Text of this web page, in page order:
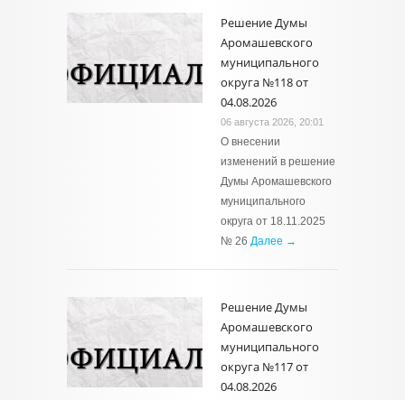
Решение Думы
Аромашевского
муниципального
округа №118 от
04.08.2026
06 августа 2026, 20:01
О внесении
изменений в решение
Думы Аромашевского
муниципального
округа от 18.11.2025
№ 26 Далее →
Решение Думы
Аромашевского
муниципального
округа №117 от
04.08.2026